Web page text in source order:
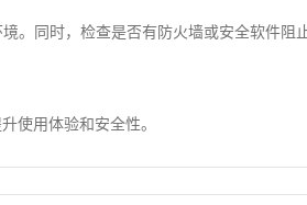
。同时，检查是否有防火墙或安全软件阻
使用体验和安全性。